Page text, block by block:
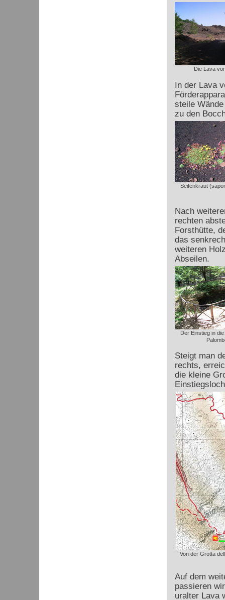
Die Lava
In der Lava
steile
zu den
Seifenkraut
Nach
rechten
Forsthütte,
das
weiteren
Abseilen.
Der Einstieg in
Steigt man
rechts,
die kleine
Von der Grotta
Auf dem
passieren
uralter Lava